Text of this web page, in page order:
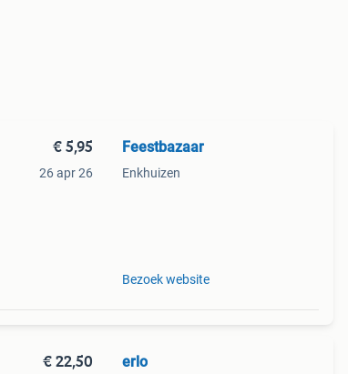
€ 5,95
26 apr 26
Feestbazaar
Enkhuizen
Bezoek website
€ 22,50 erlo